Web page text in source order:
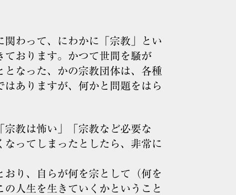
わって、にわかに「宗教」とい
ております。かつて世間を騒が
となった、かの宗教団体は、各種
ありますが、何かと問題をはら
教は怖い」「宗教など必要な
なってしまったとしたら、非常に
り、自らが何を宗として（何を
人生を生きていくかということ